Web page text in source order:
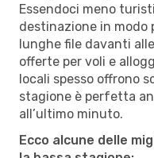
Essendoci meno
destinazione in
lunghe file davanti
offerte per voli e
locali spesso offrono
stagione è perfetta
all’ultimo minuto.
Ecco alcune delle